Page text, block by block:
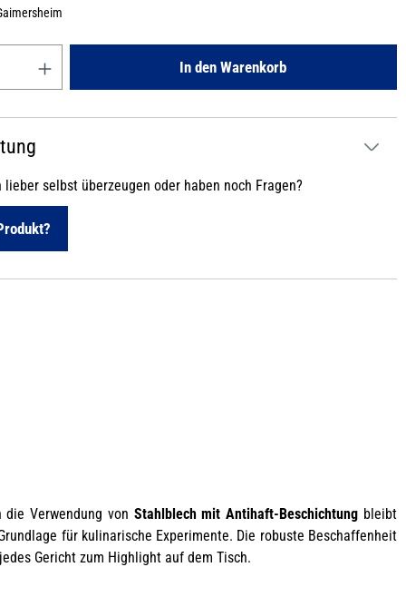
In den Warenkorb
lieber selbst überzeugen oder haben noch Fragen?
Verwendung von Stahlblech mit Antihaft-Beschichtung bleibt
für kulinarische Experimente. Die robuste Beschaffenheit
Gericht zum Highlight auf dem Tisch.